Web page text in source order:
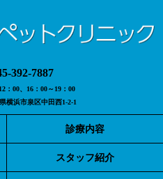
392-7887
：00、16：00～19：00
横浜市泉区中田西1-2-1
診療内容
スタッフ紹介